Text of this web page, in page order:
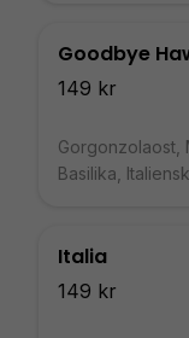
Goodbye
149 kr
Gorgonzolaost,
Basilika,
Italia
149 kr